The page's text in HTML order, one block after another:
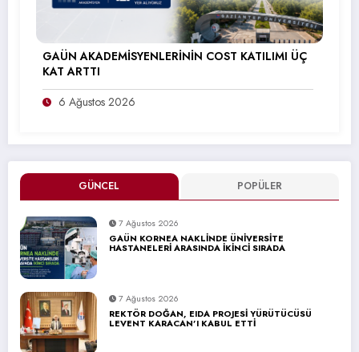
GÜNCEL POPÜLER
7 Ağustos 2026
GAÜN KORNEA NAKLİNDE ÜNİVERSİTE
HASTANELERİ ARASINDA İKİNCİ SIRADA
7 Ağustos 2026
REKTÖR DOĞAN, EIDA PROJESİ YÜRÜTÜCÜSÜ
LEVENT KARACAN’I KABUL ETTİ
GAÜN AKADEMİSYENLERİNİN COST KATILIMI ÜÇ
KAT ARTTI
6 Ağustos 2026